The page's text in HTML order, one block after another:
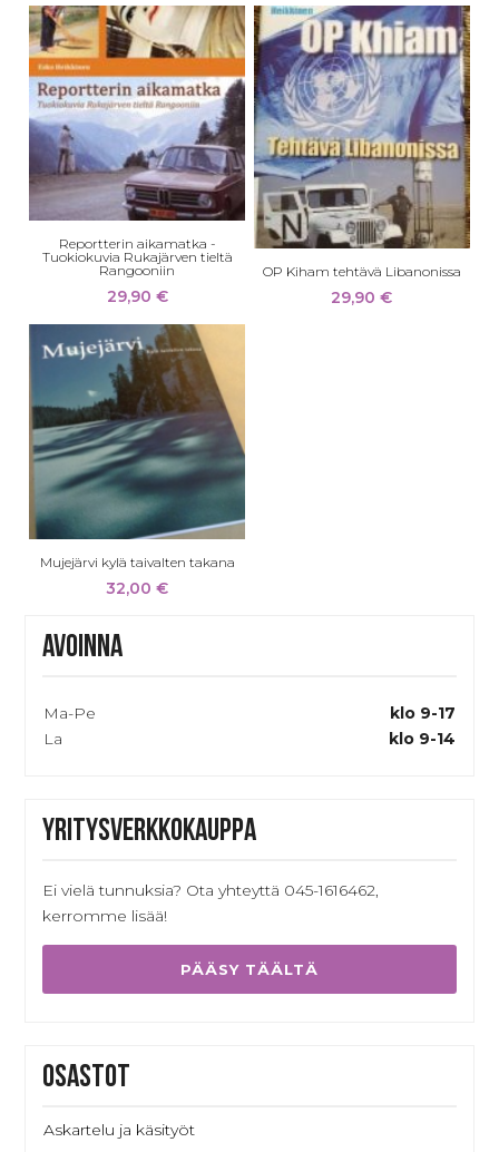
Reportterin aikamatka -
Tuokiokuvia Rukajärven tieltä
Rangooniin
29,90 €
OP Kiham tehtävä Libanonissa
29,90€
Mujejärvi kylä taivalten takana
32,00€
Avoinna
Ma-Pe
klo 9-17
La
klo 9-14
Yritysverkkokauppa
Ei vielä tunnuksia? Ota yhteyttä 045-1616462,
kerromme lisää!
PÄÄSY TÄÄLTÄ
Osastot
Askartelu ja käsityöt